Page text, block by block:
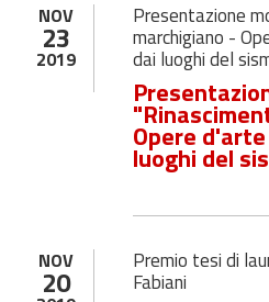
NOV
23
2019
Presentazione
marchigiano -
dai luoghi del
Opere
luoghi del
NOV
20
Premio tesi di
Fabiani